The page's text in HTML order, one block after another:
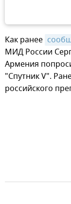
Как ранее
МИД России
Армения
"Спутник V".
российского